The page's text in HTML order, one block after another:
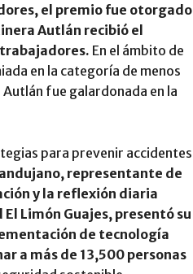
el premio fue otorgado
Autlán recibió el
En el ámbito de
en la categoría de menos
fue galardonada en la
para prevenir accidentes
representante de
y la reflexión diaria
Limón Guajes, presentó su
de tecnología
a más de 13,500 personas